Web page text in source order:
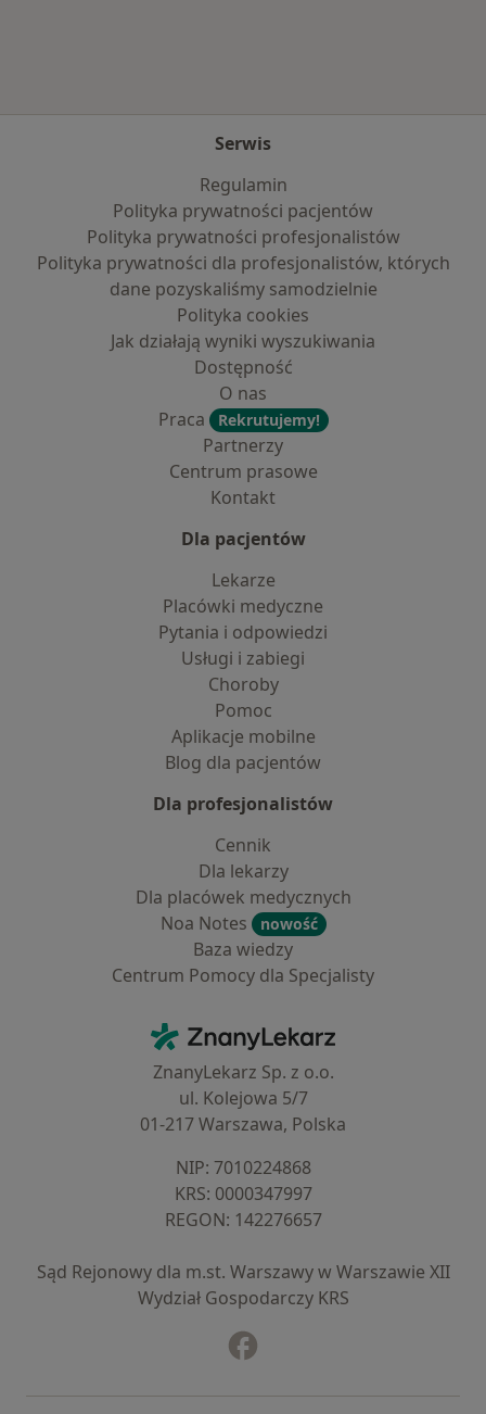
Serwis
Regulamin
Polityka prywatności pacjentów
Polityka prywatności profesjonalistów
Polityka prywatności dla profesjonalistów, których
dane pozyskaliśmy samodzielnie
Polityka cookies
Jak działają wyniki wyszukiwania
Dostępność
O nas
Praca
Rekrutujemy!
Partnerzy
Centrum prasowe
Kontakt
Dla pacjentów
Lekarze
Placówki medyczne
Pytania i odpowiedzi
Usługi i zabiegi
Choroby
Pomoc
Aplikacje mobilne
Blog dla pacjentów
Dla profesjonalistów
Cennik
Dla lekarzy
Dla placówek medycznych
Noa Notes
nowość
Baza wiedzy
Centrum Pomocy dla Specjalisty
ZnanyLekarz - Strona główna
ZnanyLekarz Sp. z o.o.
ul. Kolejowa 5/7
01-217 Warszawa, Polska
NIP: ⁠7010224868
KRS: ⁠0000347997
REGON: ⁠142276657
Sąd Rejonowy dla m.st. Warszawy w Warszawie XII
Wydział Gospodarczy KRS